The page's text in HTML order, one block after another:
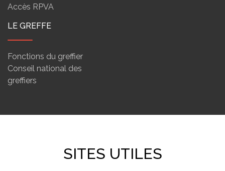
Accès RPVA
LE GREFFE
Fonctions du greffier
Conseil national des
greffiers
SITES UTILES